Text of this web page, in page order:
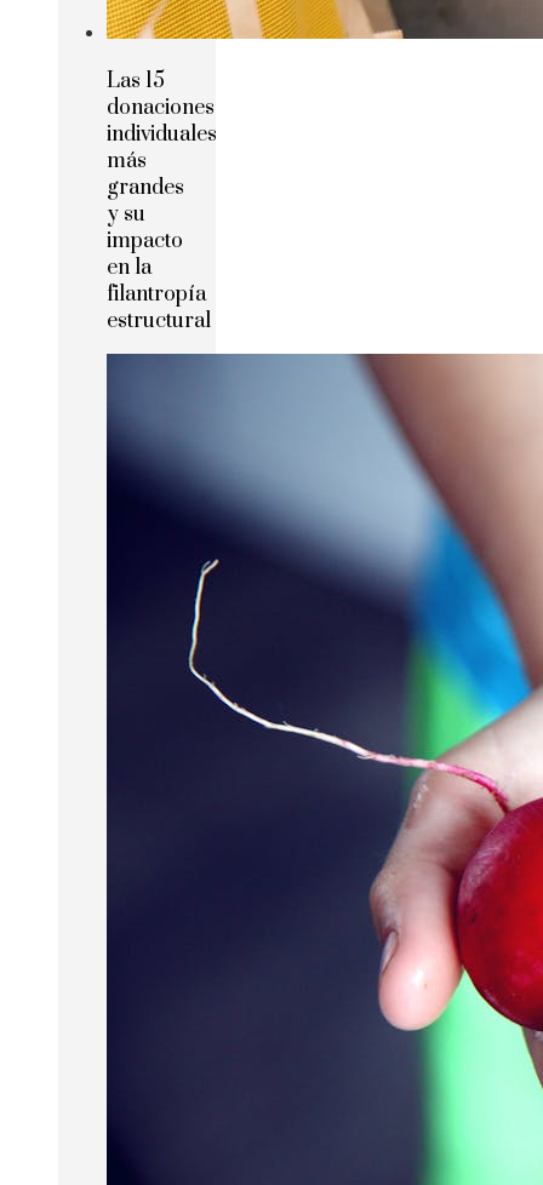
Las 15
donaciones
individuales
más
grandes
y su
impacto
en la
filantropía
estructural